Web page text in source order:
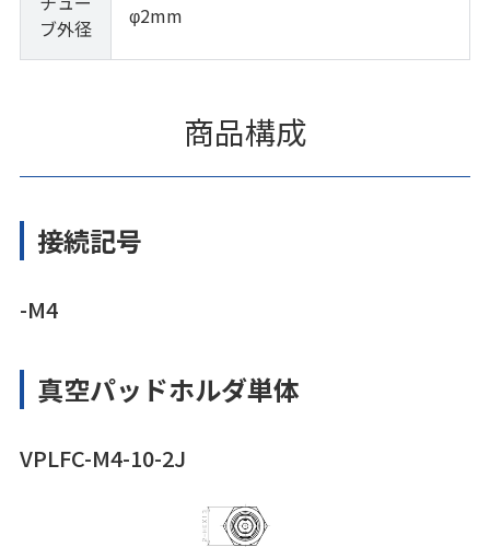
ブ外径
φ2mm
商品構成
接続記号
-M4
真空パッドホルダ単体
VPLFC-M4-10-2J